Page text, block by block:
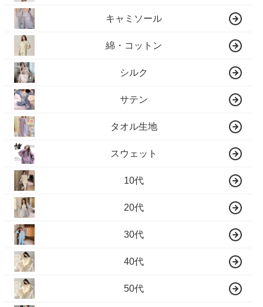
キャミソール
綿・コットン
シルク
サテン
タオル生地
スウェット
10代
20代
30代
40代
50代